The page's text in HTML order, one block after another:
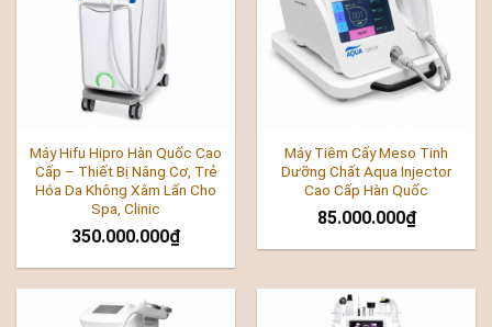
Máy Hifu Hipro Hàn Quốc Cao
Cấp – Thiết Bị Nâng Cơ, Trẻ
Hóa Da Không Xâm Lấn Cho
Spa, Clinic
350.000.000₫
Máy Tiêm Cấy Meso Tinh
Dưỡng Chất Aqua Injector
Cao Cấp Hàn Quốc
85.000.000₫